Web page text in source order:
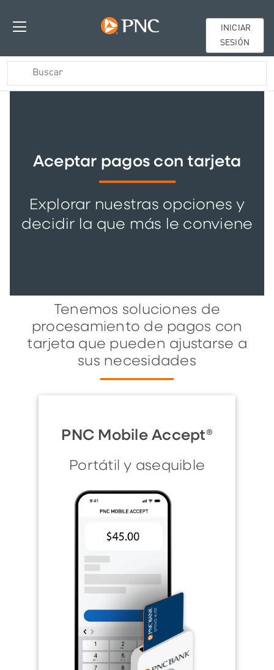
SESIÓN
Aceptar pagos con tarjeta
Explorar nuestras opciones y
decidir la que más le conviene
Tenemos soluciones de
procesamiento de pagos con
tarjeta que pueden ajustarse a
sus necesidades
PNC Mobile Accept®
Portátil y asequible